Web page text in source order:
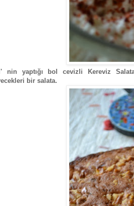
nin yaptığı bol cevizli Kereviz
bir salata.